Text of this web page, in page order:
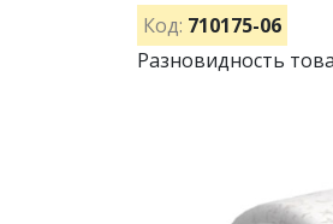
Код: 710175-06
Разновидность